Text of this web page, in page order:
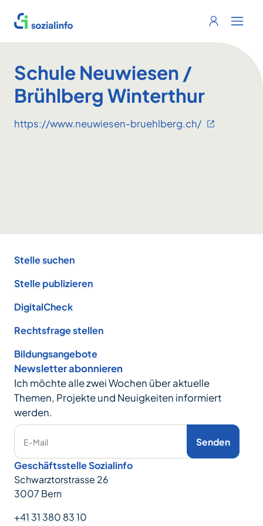
Sozialinfo
Login
Schule Neuwiesen /
Brühlberg Winterthur
https://www.neuwiesen-bruehlberg.ch/
Stelle suchen
Stelle publizieren
DigitalCheck
Rechtsfrage stellen
Bildungsangebote
Newsletter abonnieren
Ich möchte alle zwei Wochen über aktuelle
Themen, Projekte und Neuigkeiten informiert
werden.
E-Mail Senden
Geschäftsstelle Sozialinfo
Schwarztorstrasse 26
3007 Bern
+41 31 380 83 10